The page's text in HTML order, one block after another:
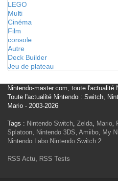
LEGO
Multi
Cinéma
Film
console
Autre
Deck Builder
Jeu de plateau
Nintendo-master.com, toute l'actualité
Toute l'actualité Nintendo : Switch,
Mario - 2003-2026
Tags : Nintendo Switch, Zelda, Mario,
Splatoon, Nintendo 3DS, Amiibo, My
Nintendo Labo Nintendo Switch 2
RSS Actu, RSS Tests